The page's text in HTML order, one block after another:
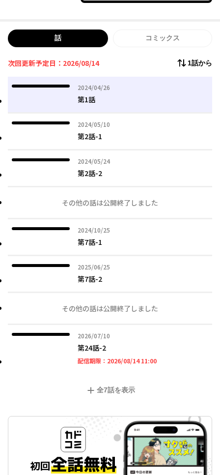
話 コミックス
次回更新予定日：2026/08/14 1話から
2024/04/26
2024年04月26日
第1話
2024/05/10
2024年05月10日
第2話-1
2024/05/24
2024年05月24日
第2話-2
その他の話は公開終了しました
2024/10/25
2024年10月25日
第7話-1
2025/06/25
2025年06月25日
第7話-2
その他の話は公開終了しました
2026/07/10
2026年07月10日
第24話-2
配信期限： 2026/08/14 11:002026年08月14日 11時
全7話を表示